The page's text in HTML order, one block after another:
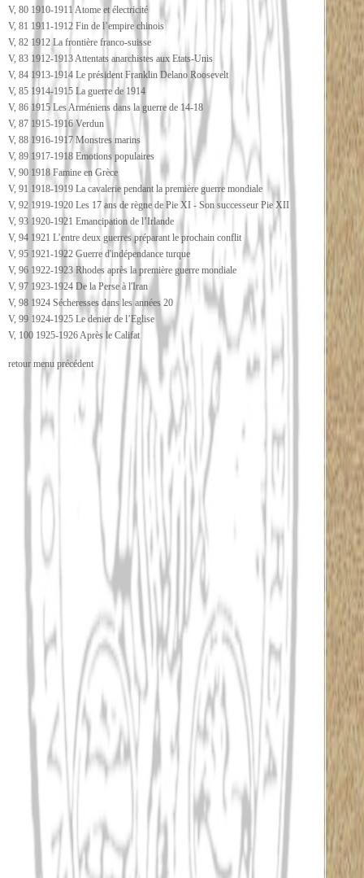
V, 80 1910-1911 Atome et électricité
V, 81 1911-1912 Fin de l’empire chinois
V, 82 1912 La frontière franco-suisse
V, 83 1912-1913 Attentats anarchistes aux Etats-Unis
V, 84 1913-1914 Le président Franklin Delano Roosevelt
V, 85 1914-1915 La guerre de 1914
V, 86 1915 Les Arméniens dans la guerre de 14-18
V, 87 1915-1916 Verdun
V, 88 1916-1917 Monstres marins
V, 89 1917-1918 Emotions populaires
V, 90 1918 Famine en Grèce
V, 91 1918-1919 La cavalerie pendant la première guerre mondiale
V, 92 1919-1920 Les 17 ans de règne de Pie XI - Son successeur Pie XII
V, 93 1920-1921 Emancipation de l’Irlande
V, 94 1921 L’entre deux guerres préparant le prochain conflit
V, 95 1921-1922 Guerre d'indépendance turque
V, 96 1922-1923 Rhodes après la première guerre mondiale
V, 97 1923-1924 De la Perse à l'Iran
V, 98 1924 Sécheresses dans les années 20
V, 99 1924-1925 Le denier de l’Eglise
V, 100 1925-1926 Après le Califat
retour menu précédent